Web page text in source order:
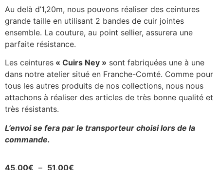
Au delà d’1,20m, nous pouvons réaliser des ceintures
grande taille en utilisant 2 bandes de cuir jointes
ensemble. La couture, au point sellier, assurera une
parfaite résistance.
Les ceintures « Cuirs Ney » sont fabriquées une à une
dans notre atelier situé en Franche-Comté. Comme pour
tous les autres produits de nos collections, nous nous
attachons à réaliser des articles de très bonne qualité et
très résistants.
L’envoi se fera par le transporteur choisi lors de la
commande.
45,00€ – 51,00€